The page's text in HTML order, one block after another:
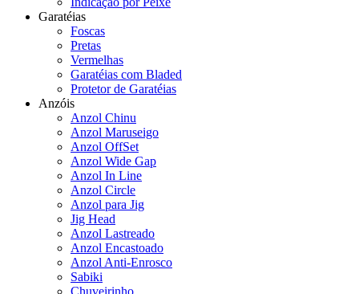
Garatéias
Foscas
Pretas
Vermelhas
Garatéias com Bladed
Protetor de Garatéias
Anzóis
Anzol Chinu
Anzol Maruseigo
Anzol OffSet
Anzol Wide Gap
Anzol In Line
Anzol Circle
Anzol para Jig
Jig Head
Anzol Lastreado
Anzol Encastoado
Anzol Anti-Enrosco
Sabiki
Chuveirinho